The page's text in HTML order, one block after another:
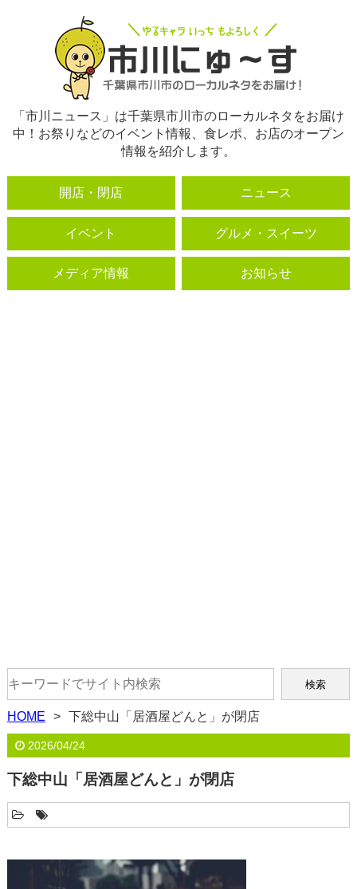
「市川ニュース」は千葉県市川市のローカルネタをお届け
中！お祭りなどのイベント情報、食レポ、お店のオープン
情報を紹介します。
開店・閉店 ニュース
イベント グルメ・スイーツ
メディア情報 お知らせ
HOME 下総中山「居酒屋どんと」が閉店
2026/04/24
下総中山「居酒屋どんと」が閉店